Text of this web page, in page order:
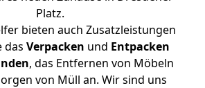
Platz.
bieten auch Zusatzleistungen
das Verpacken und Entpacken
, das Entfernen von Möbeln
von Müll an. Wir sind uns